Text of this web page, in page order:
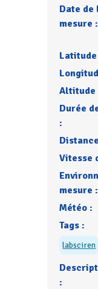
Date de
mesure :
Latitude
Altitude
Durée
:
Vitesse
mesure :
Météo :
Tags :
labsciren
: